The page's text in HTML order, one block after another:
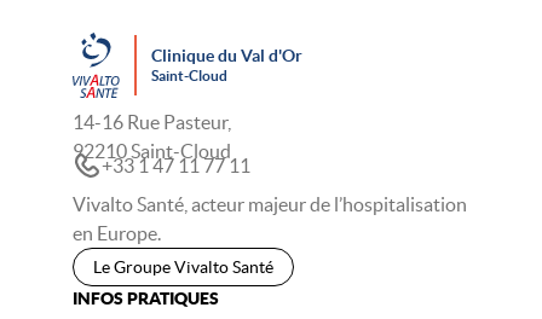
Clinique du Val d'Or
Saint-Cloud
14-16 Rue Pasteur,
92210 Saint-Cloud
+33 1 47 11 77 11
Vivalto Santé, acteur majeur de l’hospitalisation
en Europe.
Le Groupe Vivalto Santé
INFOS PRATIQUES